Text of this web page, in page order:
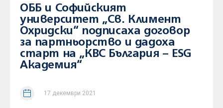
ОББ и Софийският
университет „Св. Климент
Охридски“ подписаха договор
за партньорство и дадоха
старт на „КВС България – ESG
Академия“
17 декември 2021